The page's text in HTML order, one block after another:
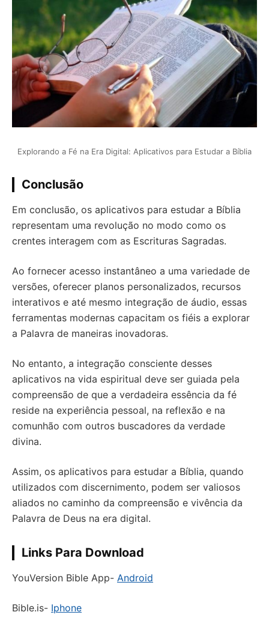
Explorando a Fé na Era Digital: Aplicativos para Estudar a Bíblia
Conclusão
Em conclusão, os aplicativos para estudar a Bíblia
representam uma revolução no modo como os
crentes interagem com as Escrituras Sagradas.
Ao fornecer acesso instantâneo a uma variedade de
versões, oferecer planos personalizados, recursos
interativos e até mesmo integração de áudio, essas
ferramentas modernas capacitam os fiéis a explorar
a Palavra de maneiras inovadoras.
No entanto, a integração consciente desses
aplicativos na vida espiritual deve ser guiada pela
compreensão de que a verdadeira essência da fé
reside na experiência pessoal, na reflexão e na
comunhão com outros buscadores da verdade
divina.
Assim, os aplicativos para estudar a Bíblia, quando
utilizados com discernimento, podem ser valiosos
aliados no caminho da compreensão e vivência da
Palavra de Deus na era digital.
Links Para Download
YouVersion Bible App- Android
Bible.is- Iphone